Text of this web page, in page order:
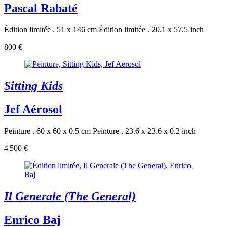
Pascal Rabaté
Édition limitée . 51 x 146 cm Édition limitée . 20.1 x 57.5 inch
800 €
Sitting Kids
Jef Aérosol
Peinture . 60 x 60 x 0.5 cm Peinture . 23.6 x 23.6 x 0.2 inch
4 500 €
Il Generale (The General)
Enrico Baj